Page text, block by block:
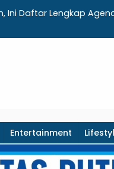
Lengkap Agenda
Entertainment